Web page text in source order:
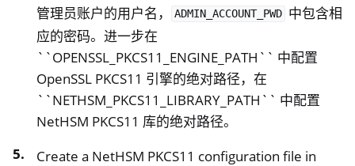
管理员账户的用户名，
ADMIN_ACCOUNT_PWD 中包含相
应的密码。进一步在
``OPENSSL_PKCS11_ENGINE_PATH`` 中配置
OpenSSL PKCS11 引擎的绝对路径，在
``NETHSM_PKCS11_LIBRARY_PATH`` 中配置
NetHSM PKCS11 库的绝对路径。
Create a NetHSM PKCS11 configuration file in